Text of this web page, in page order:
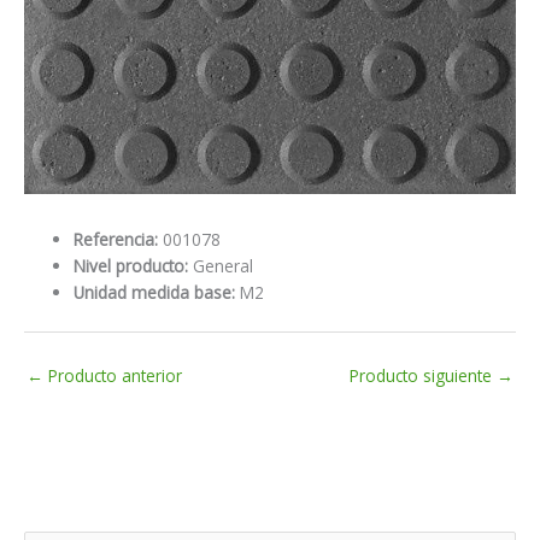
Referencia: 001078
Nivel producto: General
Unidad medida base: M2
← Producto anterior Producto siguiente →